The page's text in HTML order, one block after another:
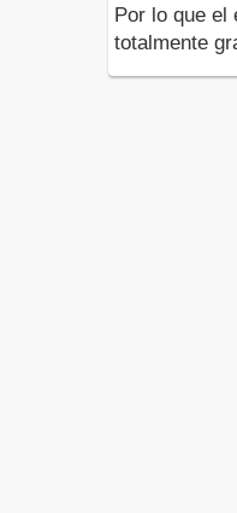
Por lo que el
totalmente